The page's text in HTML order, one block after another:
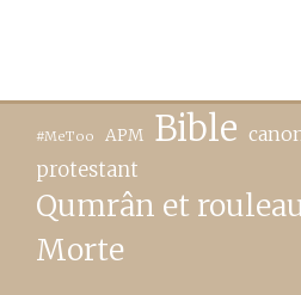
#MeToo APM Bible
protestant
Qumrân et
Morte